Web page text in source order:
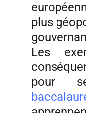
plus
Les
pour